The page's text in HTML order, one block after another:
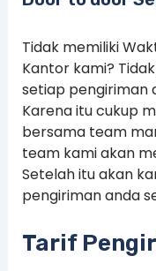
Tidak memiliki
Kantor kami?
setiap pengiriman
Karena itu cukup
bersama team
team kami akan
Setelah itu akan
pengiriman anda
Tarif